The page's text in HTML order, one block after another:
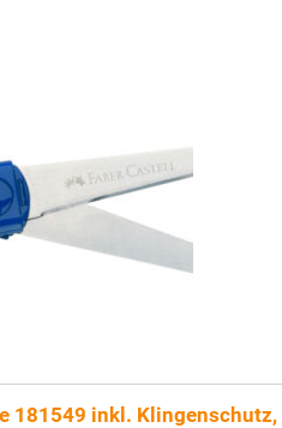
181549 inkl. Klingenschutz,